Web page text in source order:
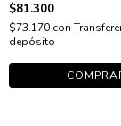
$81.300
$73.170 con
depósito